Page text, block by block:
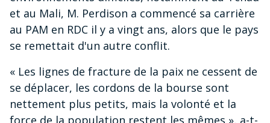
et au Mali, M. Perdison a commencé sa carrière
au PAM en RDC il y a vingt ans, alors que le pays
se remettait d'un autre conflit.
« Les lignes de fracture de la paix ne cessent de
se déplacer, les cordons de la bourse sont
nettement plus petits, mais la volonté et la
force de la population restent les mêmes », a-t-